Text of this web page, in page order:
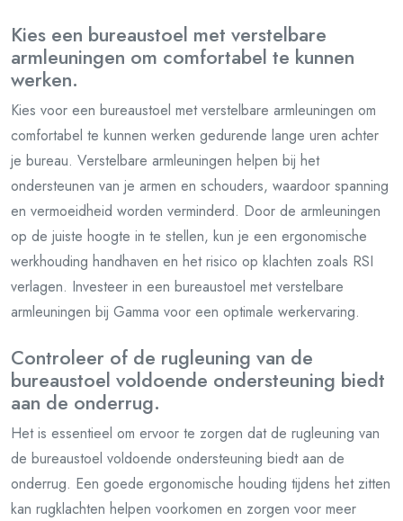
Kies een bureaustoel met verstelbare
armleuningen om comfortabel te kunnen
werken.
Kies voor een bureaustoel met verstelbare armleuningen om
comfortabel te kunnen werken gedurende lange uren achter
je bureau. Verstelbare armleuningen helpen bij het
ondersteunen van je armen en schouders, waardoor spanning
en vermoeidheid worden verminderd. Door de armleuningen
op de juiste hoogte in te stellen, kun je een ergonomische
werkhouding handhaven en het risico op klachten zoals RSI
verlagen. Investeer in een bureaustoel met verstelbare
armleuningen bij Gamma voor een optimale werkervaring.
Controleer of de rugleuning van de
bureaustoel voldoende ondersteuning biedt
aan de onderrug.
Het is essentieel om ervoor te zorgen dat de rugleuning van
de bureaustoel voldoende ondersteuning biedt aan de
onderrug. Een goede ergonomische houding tijdens het zitten
kan rugklachten helpen voorkomen en zorgen voor meer